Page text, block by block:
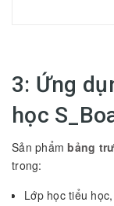
3: Ứng
học
Sản phẩmbảng
trong:
Lớp học tiểu